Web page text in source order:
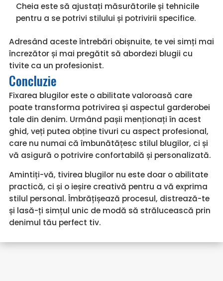
Cheia este să ajustați măsurătorile și tehnicile
pentru a se potrivi stilului și potrivirii specifice.
Adresând aceste întrebări obișnuite, te vei simți mai
încrezător și mai pregătit să abordezi blugii cu
tivite ca un profesionist.
Concluzie
Fixarea blugilor este o abilitate valoroasă care
poate transforma potrivirea și aspectul garderobei
tale din denim. Urmând pașii menționați în acest
ghid, veți putea obține tivuri cu aspect profesional,
care nu numai că îmbunătățesc stilul blugilor, ci și
vă asigură o potrivire confortabilă și personalizată.
Amintiți-vă, tivirea blugilor nu este doar o abilitate
practică, ci și o ieșire creativă pentru a vă exprima
stilul personal. Îmbrățișează procesul, distrează-te
și lasă-ți simțul unic de modă să strălucească prin
denimul tău perfect tiv.